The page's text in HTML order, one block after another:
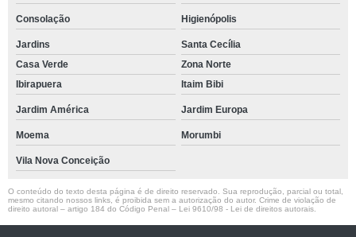
Consolação Higienópolis
Jardins
Santa Cecília
Casa Verde
Zona Norte
Ibirapuera
Itaim Bibi
Jardim América Jardim Europa
Moema Morumbi
Vila Nova Conceição
O conteúdo do texto desta página é de direito reservado. Sua reprodução, parcial ou total,
mesmo citando nossos links, é proibida sem a autorização do autor. Crime de violação de
direito autoral – artigo 184 do Código Penal – Lei 9610/98 - Lei de direitos autorais